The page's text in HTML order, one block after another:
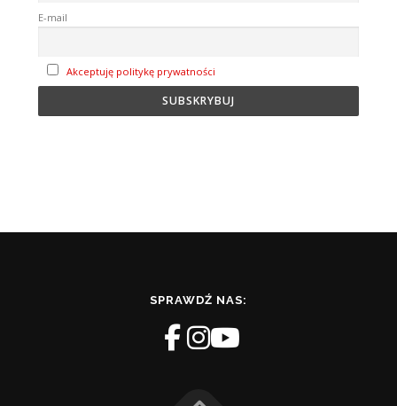
E-mail
Akceptuję politykę prywatności
SPRAWDŹ NAS: